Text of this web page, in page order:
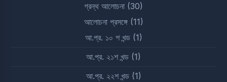
গ্রন্থ আলোচনা (30)
আলোচনা প্রসঙ্গে(11)
আ.প্র. ১০ শ খন্ড(1)
আ.প্র. ২১শ খন্ড (1)
আ.প্র. ২২শ খন্ড(1)